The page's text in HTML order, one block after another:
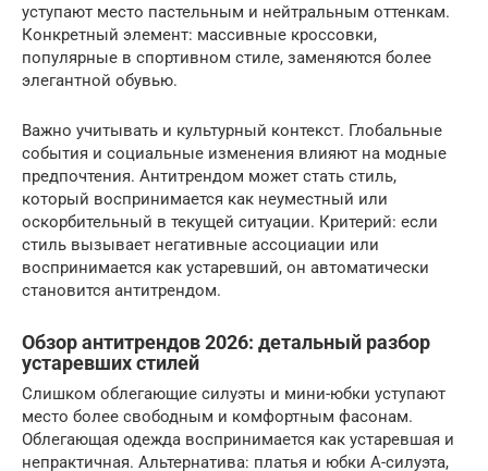
уступают место пастельным и нейтральным оттенкам.
Конкретный элемент: массивные кроссовки,
популярные в спортивном стиле, заменяются более
элегантной обувью.
Важно учитывать и культурный контекст. Глобальные
события и социальные изменения влияют на модные
предпочтения. Антитрендом может стать стиль,
который воспринимается как неуместный или
оскорбительный в текущей ситуации. Критерий: если
стиль вызывает негативные ассоциации или
воспринимается как устаревший, он автоматически
становится антитрендом.
Обзор антитрендов 2026: детальный разбор
устаревших стилей
Слишком облегающие силуэты и мини-юбки уступают
место более свободным и комфортным фасонам.
Облегающая одежда воспринимается как устаревшая и
непрактичная. Альтернатива: платья и юбки А-силуэта,